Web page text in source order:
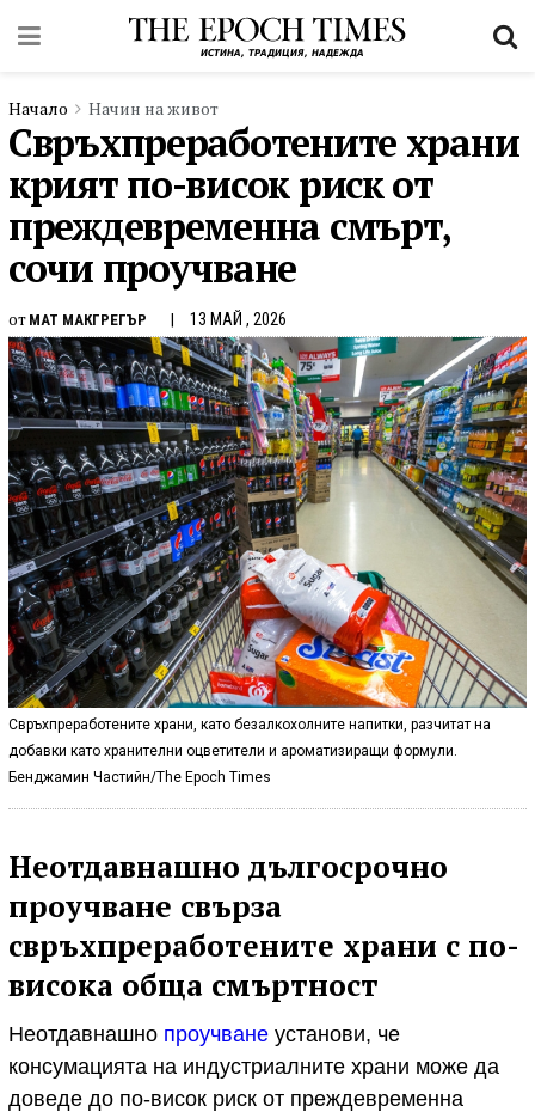
Начало Начин на живот
Свръхпреработените храни
крият по-висок риск от
преждевременна смърт,
сочи проучване
от МАТ МАКГРЕГЪР 13 МАЙ , 2026
Свръхпреработените храни, като безалкохолните напитки, разчитат на
добавки като хранителни оцветители и ароматизиращи формули.
Бенджамин Частийн/The Epoch Times
Неотдавнашно дългосрочно
проучване свърза
свръхпреработените храни с по-
висока обща смъртност
Неотдавнашно проучване установи, че
консумацията на индустриалните храни може да
доведе до по-висок риск от преждевременна